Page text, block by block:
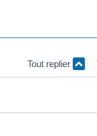
Tout replier